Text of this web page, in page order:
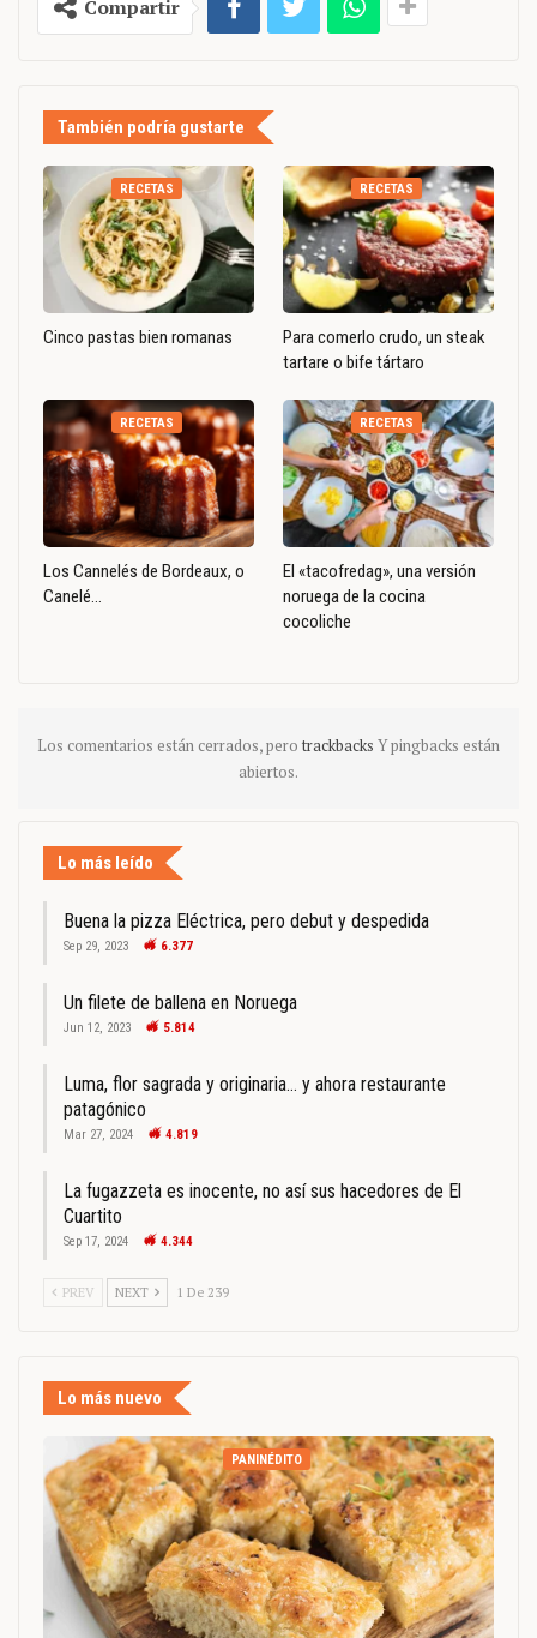
Compartir
También podría gustarte
RECETAS
Cinco pastas bien romanas
RECETAS
Para comerlo crudo, un steak
tartare o bife tártaro
RECETAS
Los Cannelés de Bordeaux, o
Canelé…
RECETAS
El «tacofredag», una versión
noruega de la cocina
cocoliche
Los comentarios están cerrados, pero trackbacks Y pingbacks están
abiertos.
Lo más leído
Buena la pizza Eléctrica, pero debut y despedida
Sep 29, 2023 6.377
Un filete de ballena en Noruega
Jun 12, 2023 5.814
Luma, flor sagrada y originaria… y ahora restaurante
patagónico
Mar 27, 2024 4.819
La fugazzeta es inocente, no así sus hacedores de El
Cuartito
Sep 17, 2024 4.344
PREV NEXT 1 De 239
Lo más nuevo
PANINÉDITO